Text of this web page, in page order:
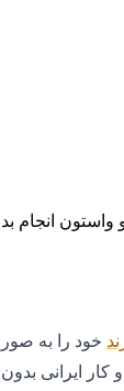
واستون انجام
خود را به
ایرانی